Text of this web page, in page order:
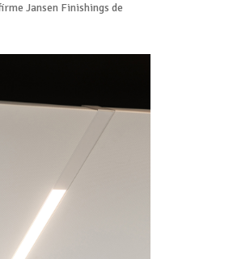
Jansen Finishings de